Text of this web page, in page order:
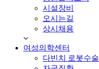
시설장비
오시는길
상시채용
여성의학센터
다빈치 로봇수술